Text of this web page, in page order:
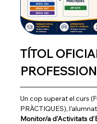
TÍTOL
Un cop superat el curs
PRÀCTIQUES),
Monitor/a d'Activitats